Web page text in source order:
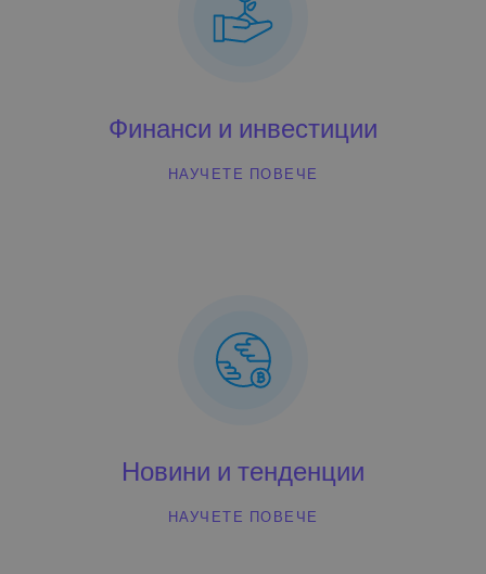
Финанси и инвестиции
НАУЧЕТЕ ПОВЕЧЕ
Новини и тенденции
НАУЧЕТЕ ПОВЕЧЕ